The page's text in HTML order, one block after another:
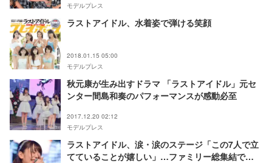
モデルプレス
ラストアイドル、水着姿で弾ける笑顔
2018.01.15 05:00
モデルプレス
秋元康が生み出すドラマ 「ラストアイドル」元セ
ンター間島和奏のパフォーマンスが感動必至
2017.12.20 02:12
モデルプレス
ラストアイドル、涙・涙のステージ「この7人で立
てていることが嬉しい」…ファミリー総集結で